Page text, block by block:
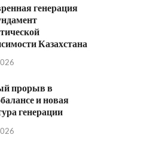
генерация
Казахстана
прорыв в
и новая
генерации